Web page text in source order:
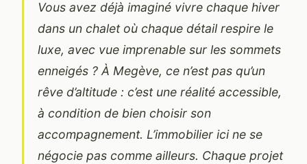
Vous avez déjà imaginé vivre chaque hiver
dans un chalet où chaque détail respire le
luxe, avec vue imprenable sur les sommets
enneigés ? À Megève, ce n’est pas qu’un
rêve d’altitude : c’est une réalité accessible,
à condition de bien choisir son
accompagnement. L’immobilier ici ne se
négocie pas comme ailleurs. Chaque projet